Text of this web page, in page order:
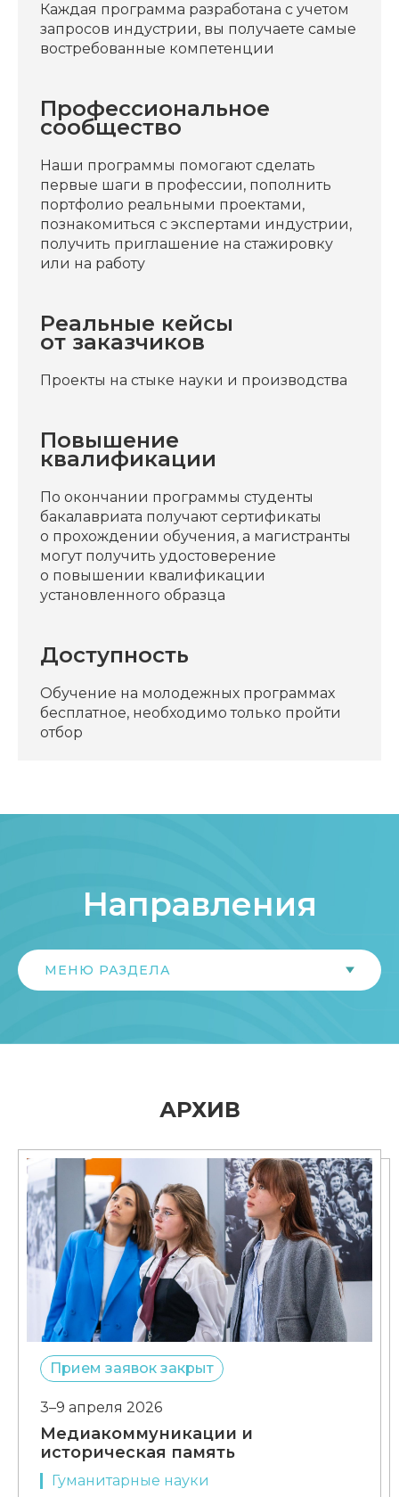
Каждая программа разработана с учетом
запросов индустрии, вы получаете самые
востребованные компетенции
Профессиональное
сообщество
Наши программы помогают сделать
первые шаги в профессии, пополнить
портфолио реальными проектами,
познакомиться с экспертами индустрии,
получить приглашение на стажировку
или на работу
Реальные кейсы
от заказчиков
Проекты на стыке науки и производства
Повышение
квалификации
По окончании программы студенты
бакалавриата получают сертификаты
о прохождении обучения, а магистранты
могут получить удостоверение
о повышении квалификации
установленного образца
Доступность
Обучение на молодежных программах
бесплатное, необходимо только пройти
отбор
Направления
МЕНЮ РАЗДЕЛА
АРХИВ
Прием заявок закрыт
3–9 апреля 2026
Медиакоммуникации и
историческая память
Гуманитарные науки